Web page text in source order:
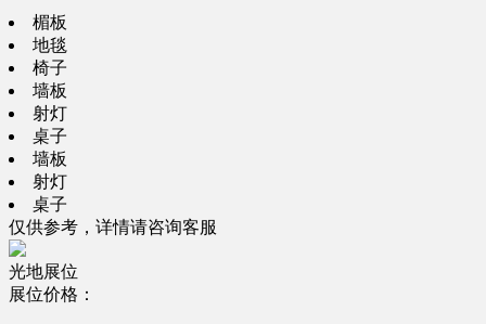
楣板
地毯
椅子
墙板
射灯
桌子
墙板
射灯
桌子
仅供参考，详情请咨询客服
光地展位
展位价格：